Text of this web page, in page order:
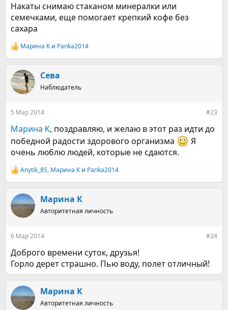
Накаты снимаю стаканом минералки или
семечками, еще помогает крепкий кофе без
сахара
Р
е
к
ц
и
Марина Ки Panka2014
Сева
Наблюдатель
5 Мар 2014 #23
Марина К, поздравляю, и желаю в этот раз идти до
победной радости здорового организма
Я
очень люблю людей, которые не сдаются.
Р
е
к
ц
и
Anytik_85, Марина Ки Panka2014
Марина К
Авторитетная личность
6 Мар 2014 #24
Доброго времени суток, друзья!
Горло дерет страшно. Пью воду, полет отличный!
Марина К
Авторитетная личность